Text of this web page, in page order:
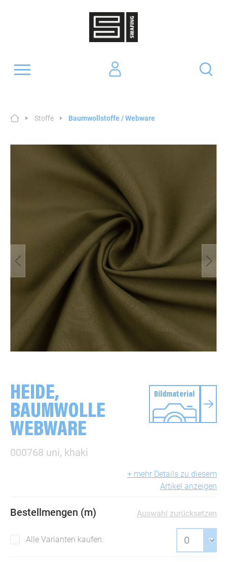
Stoffe Baumwollstoffe / Webware
HEIDE,
BAUMWOLLE
WEBWARE
000768 uni, khaki
Bildmaterial
+ mehr Details zu diesem
Artikel anzeigen
Bestellmengen (m) Auswahl zurücksetzen
Alle Varianten kaufen: